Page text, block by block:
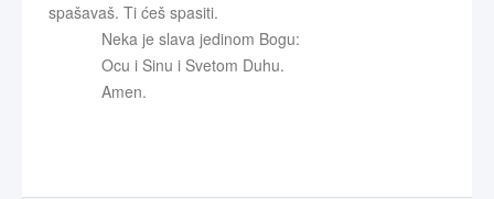
spašavaš. Ti ćeš spasiti.
Neka je slava jedinom Bogu:
Ocu i Sinu i Svetom Duhu.
Amen.